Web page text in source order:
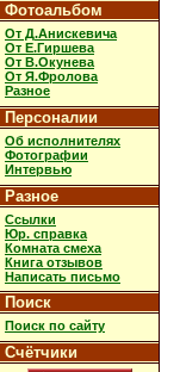
Фотоальбом
От Д.Анискевича
От Е.Гиршева
От В.Окунева
От Я.Фролова
Разное
Персоналии
Об исполнителях
Фотографии
Интервью
Разное
Ссылки
Юр. справка
Комната смеха
Книга отзывов
Написать письмо
Поиск
Поиск по сайту
Счётчики